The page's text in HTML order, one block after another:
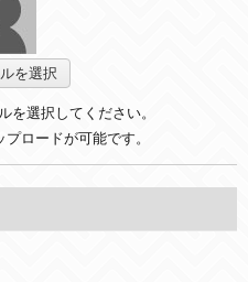
を選択
選択してください。
ロードが可能です。